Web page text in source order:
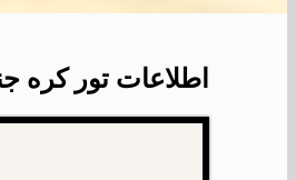
اطلاعات تور کره